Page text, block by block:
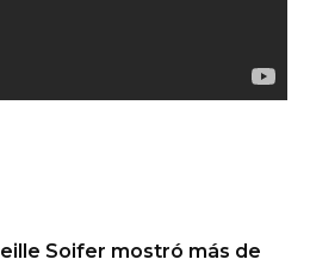
Soifer mostró más de